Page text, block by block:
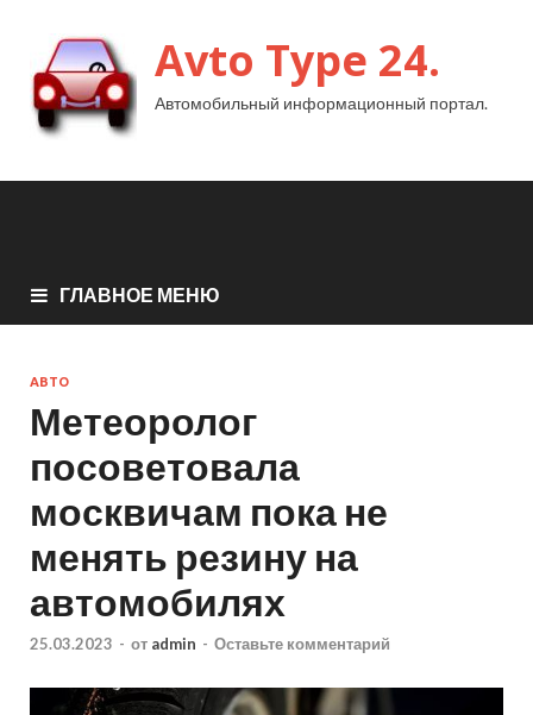
Avto Type 24.
Автомобильный информационный портал.
ГЛАВНОЕ МЕНЮ
АВТО
Метеоролог
посоветовала
москвичам пока не
менять резину на
автомобилях
25.03.2023 - от admin - Оставьте комментарий